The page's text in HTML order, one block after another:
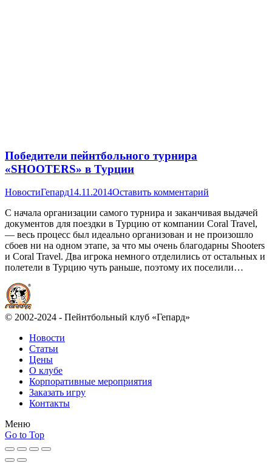
Победители пейнтбольного турнира
«SHOOTERS» в Турции
НовостиГепард14.11.2014Оставить комментарий
С начала организации самого турнира и заканчивая выдачей
документов для поездки в Турцию от компании Coral Travel,
— весь процесс был идеально организован и не произошло
сбоев ни на одном этапе, за что мы очень благодарны Shooters
и Coral Travel. Два игрока немного отделились от остальных и
полетели в Турцию чуть раньше, поэтому их поселили…
© 2002-2024 - Пейнтбольный клуб «Гепард»
Новости
Статьи
Цены
О клубе
Корпоративные мероприятия
Заказать игру
Контакты
Меню
Go to Top